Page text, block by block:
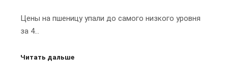
Цены на пшеницу упали до самого низкого уровня
за 4…
Читать дальше